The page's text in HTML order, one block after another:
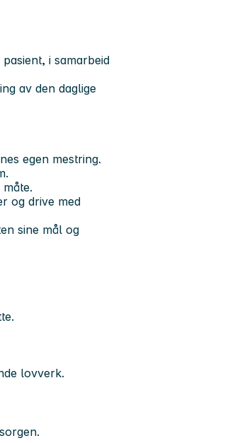
i samarbeid
av den daglige
egen mestring.
og drive med
sine mål og
lovverk.